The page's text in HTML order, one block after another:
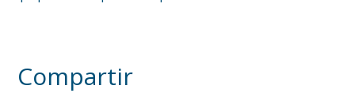
Compartir